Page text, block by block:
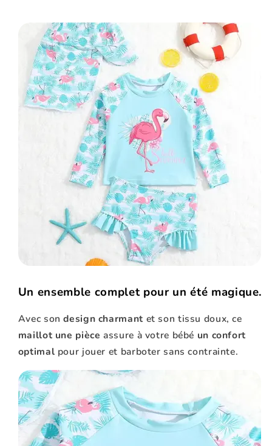
Un ensemble complet pour un été magique.
Avec sondesign charmant et son tissu doux, ce
maillot une pièce assure à votre bébé un confort
optimal pour jouer et barboter sans contrainte.